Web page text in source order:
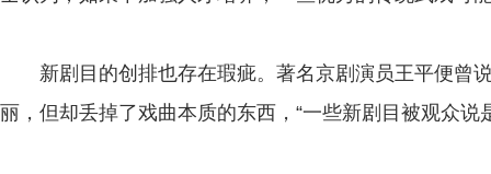
新剧目的创排也存在瑕疵。著名京剧演员王平便曾
丽，但却丢掉了戏曲本质的东西，“一些新剧目被观众说